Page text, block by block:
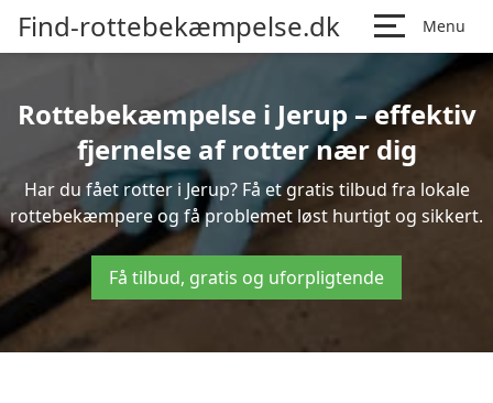
Find-rottebekæmpelse.dk Menu
Rottebekæmpelse i Jerup – effektiv
fjernelse af rotter nær dig
Har du fået rotter i Jerup? Få et gratis tilbud fra lokale
rottebekæmpere og få problemet løst hurtigt og sikkert.
Få tilbud, gratis og uforpligtende